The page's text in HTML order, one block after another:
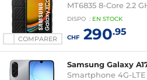
COMPARER
MT6835 8-Core 2.2
6.6" 1080 x 2408 -
4050 mAh - Android
DISPO : EN STOCK
CHF290.95
Samsung Galaxy
Smartphone 4G-